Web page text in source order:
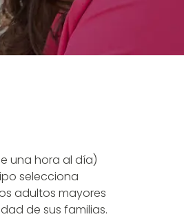
una hora al día)
selecciona
adultos mayores
de sus familias.